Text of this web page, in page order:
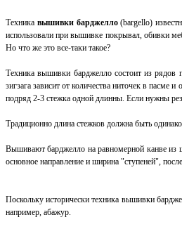
Техника вышивки барджелло(bargello)
использовали при вышивке покрывал, обивки
Но что же это все-таки такое?
Техника вышивки барджелло состоит из рядов
зигзага зависит от количества ниточек в
подряд 2-3 стежка одной длинны. Если нужны
Традиционно длина стежков должна быть
Вышивают барджелло на равномерной канве из
основное направление и ширина "ступеней",
Поскольку исторически техника вышивки
например, абажур.